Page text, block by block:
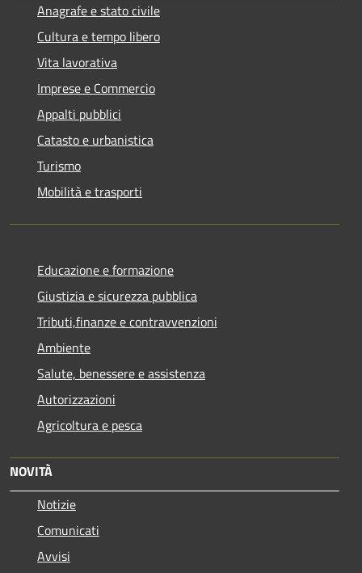
Anagrafe e stato civile
Cultura e tempo libero
Vita lavorativa
Imprese e Commercio
Appalti pubblici
Catasto e urbanistica
Turismo
Mobilità e trasporti
Educazione e formazione
Giustizia e sicurezza pubblica
Tributi,finanze e contravvenzioni
Ambiente
Salute, benessere e assistenza
Autorizzazioni
Agricoltura e pesca
NOVITÀ
Notizie
Comunicati
Avvisi